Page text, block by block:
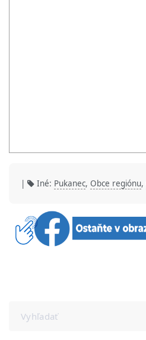
| Iné: Pukanec, Obce regiónu,